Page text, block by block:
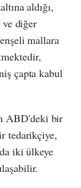
aldığı,
diğer
mallara
çapta kabul
ABD'deki bir
tedarikçiye,
iki ülkeye